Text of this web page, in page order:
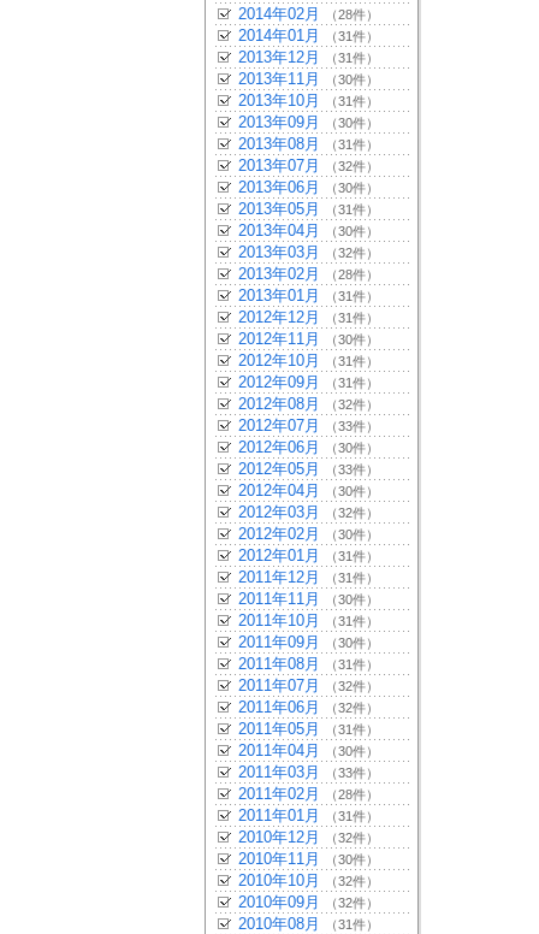
2014年02月 （28件）
2014年01月 （31件）
2013年12月 （31件）
2013年11月 （30件）
2013年10月 （31件）
2013年09月 （30件）
2013年08月 （31件）
2013年07月 （32件）
2013年06月 （30件）
2013年05月 （31件）
2013年04月 （30件）
2013年03月 （32件）
2013年02月 （28件）
2013年01月 （31件）
2012年12月 （31件）
2012年11月 （30件）
2012年10月 （31件）
2012年09月 （31件）
2012年08月 （32件）
2012年07月 （33件）
2012年06月 （30件）
2012年05月 （33件）
2012年04月 （30件）
2012年03月 （32件）
2012年02月 （30件）
2012年01月 （31件）
2011年12月 （31件）
2011年11月 （30件）
2011年10月 （31件）
2011年09月 （30件）
2011年08月 （31件）
2011年07月 （32件）
2011年06月 （32件）
2011年05月 （31件）
2011年04月 （30件）
2011年03月 （33件）
2011年02月 （28件）
2011年01月 （31件）
2010年12月 （32件）
2010年11月 （30件）
2010年10月 （32件）
2010年09月 （32件）
2010年08月 （31件）